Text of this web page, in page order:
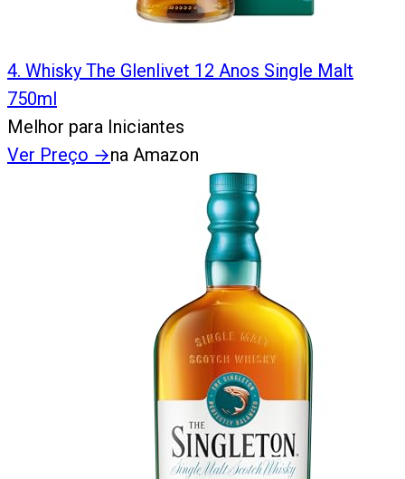
4. Whisky The Glenlivet 12 Anos Single Malt
750ml
Melhor para Iniciantes
Ver Preço →na Amazon